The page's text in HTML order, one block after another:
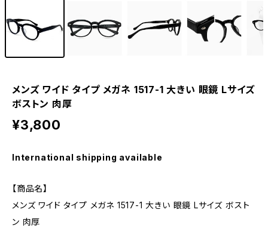
メンズ ワイド タイプ メガネ 1517-1 大きい 眼鏡 Lサイズ
ボストン 肉厚
¥3,800
International shipping available
【商品名】
メンズ ワイド タイプ メガネ 1517-1 大きい 眼鏡 Lサイズ ボスト
ン 肉厚